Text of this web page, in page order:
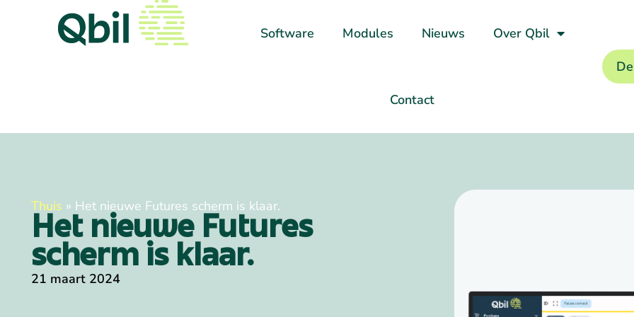
Software Modules Nieuws Over Qbil
Contact
Thuis » Het nieuwe Futures scherm is klaar.
Het nieuwe Futures
scherm is klaar.
21 maart 2024